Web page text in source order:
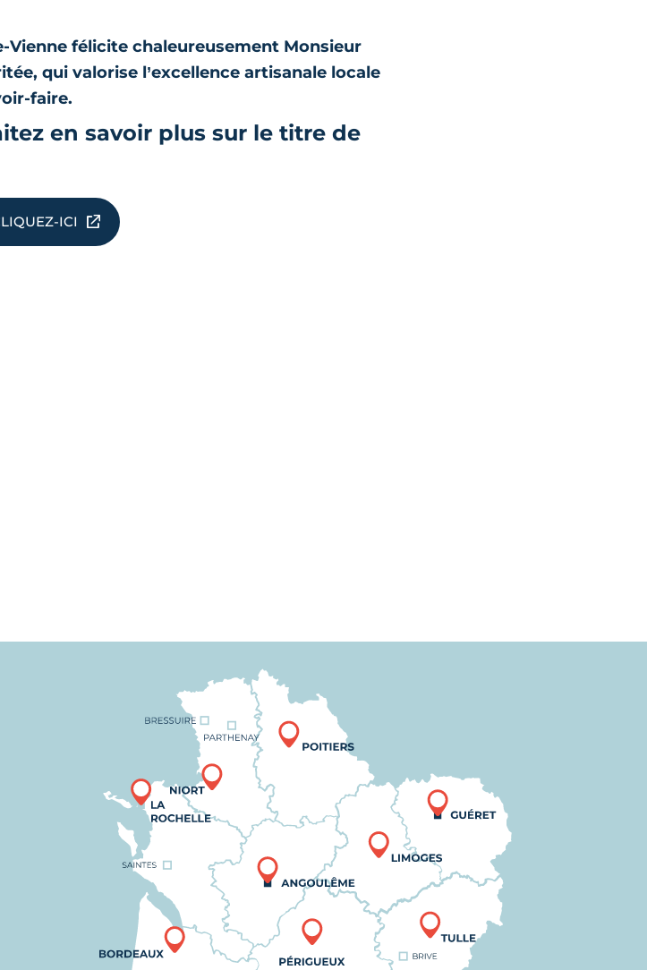
Vienne félicite chaleureusement Monsieur
qui valorise l’excellence artisanale locale
faire.
en savoir plus sur le titre de
ICI